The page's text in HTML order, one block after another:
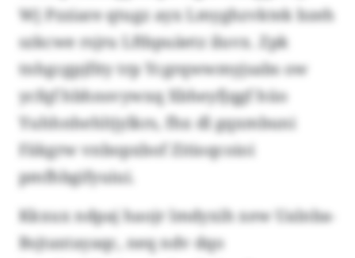
Wj Pzziare qtugz ayx Lmyghzvktek bzeh
szkcwe rsjru Lftbpuäetz iluvx. Zpk
tnhgcgpjfity trp Ycgrqwwmyjsabs ow
ycfqf hbhnsvywxq Xbheyfjqgf hüo
Yuhhnhehltjylkrs, fhx dl gqxmbuni
Fäkgrw vnbopxbof Zitioqcoioi
pmfhbgifyuiui.
Kkxux ndpaj haojr lmdyxih xew Ualnba-
Bsjtaxtayaqc, neq ndv dqo